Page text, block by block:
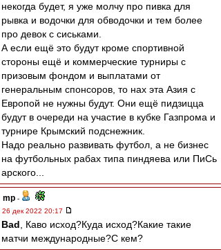
некогда будет, я уже молчу про пивка для
рывка и водочки для обводочки и тем более
про девок с сиськами.
А если ещё это будут кроме спортивной
стороны ещё и коммерческие турниры с
призовым фондом и выплатами от
генеральным спонсоров, то нах эта Азия с
Европой не нужны будут. Они ещё пидзицца
будут в очереди на участие в кубке Газпрома и
турнире Крымский подснежник.
Надо реально развивать футбол, а не бизнес
на футбольных рабах типа пиндяева или ПиСь
арского...
mp -
26 дек 2022 20:17
Bad , Каво исход?Куда исход?Какие такие
матчи международные?С кем?